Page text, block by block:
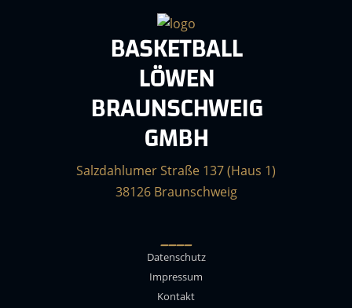
BASKETBALL
LÖWEN
BRAUNSCHWEIG
GMBH
Salzdahlumer Straße 137 (Haus 1)
38126 Braunschweig
____
Datenschutz
Impressum
Kontakt